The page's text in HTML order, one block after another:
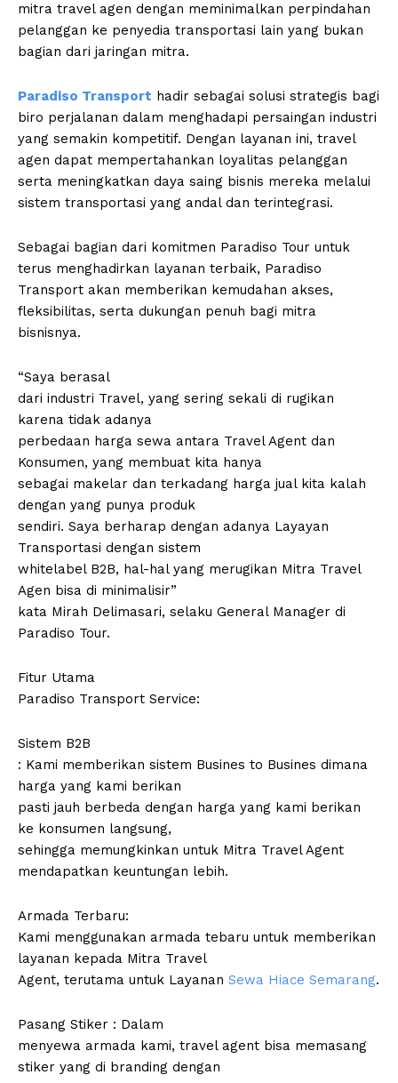
mitra travel agen dengan meminimalkan perpindahan
pelanggan ke penyedia transportasi lain yang bukan
bagian dari jaringan mitra.
Paradiso Transport hadir sebagai solusi strategis bagi
biro perjalanan dalam menghadapi persaingan industri
yang semakin kompetitif. Dengan layanan ini, travel
agen dapat mempertahankan loyalitas pelanggan
serta meningkatkan daya saing bisnis mereka melalui
sistem transportasi yang andal dan terintegrasi.
Sebagai bagian dari komitmen Paradiso Tour untuk
terus menghadirkan layanan terbaik, Paradiso
Transport akan memberikan kemudahan akses,
fleksibilitas, serta dukungan penuh bagi mitra
bisnisnya.
“Saya berasal
dari industri Travel, yang sering sekali di rugikan
karena tidak adanya
perbedaan harga sewa antara Travel Agent dan
Konsumen, yang membuat kita hanya
sebagai makelar dan terkadang harga jual kita kalah
dengan yang punya produk
sendiri. Saya berharap dengan adanya Layayan
Transportasi dengan sistem
whitelabel B2B, hal-hal yang merugikan Mitra Travel
Agen bisa di minimalisir”
kata Mirah Delimasari, selaku General Manager di
Paradiso Tour.
Fitur Utama
Paradiso Transport Service:
Sistem B2B
: Kami memberikan sistem Busines to Busines dimana
harga yang kami berikan
pasti jauh berbeda dengan harga yang kami berikan
ke konsumen langsung,
sehingga memungkinkan untuk Mitra Travel Agent
mendapatkan keuntungan lebih.
Armada Terbaru:
Kami menggunakan armada tebaru untuk memberikan
layanan kepada Mitra Travel
Agent, terutama untuk Layanan Sewa Hiace Semarang.
Pasang Stiker : Dalam
menyewa armada kami, travel agent bisa memasang
stiker yang di branding dengan